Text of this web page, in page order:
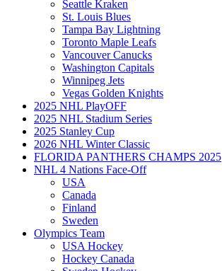
Seattle Kraken
St. Louis Blues
Tampa Bay Lightning
Toronto Maple Leafs
Vancouver Canucks
Washington Capitals
Winnipeg Jets
Vegas Golden Knights
2025 NHL PlayOFF
2025 NHL Stadium Series
2025 Stanley Cup
2026 NHL Winter Classic
FLORIDA PANTHERS CHAMPS 2025
NHL 4 Nations Face-Off
USA
Canada
Finland
Sweden
Olympics Team
USA Hockey
Hockey Canada